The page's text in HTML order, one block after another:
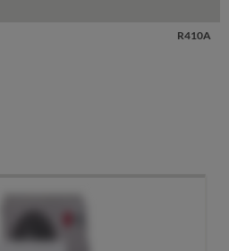
R410A